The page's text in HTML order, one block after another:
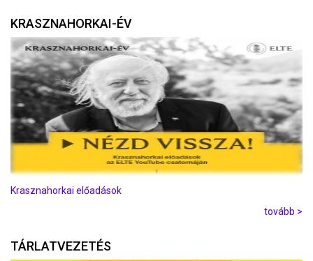
KRASZNAHORKAI-ÉV
Krasznahorkai előadások
tovább >
TÁRLATVEZETÉS